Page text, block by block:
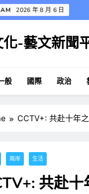
2026 年 8 月 6 日
-藝文新聞
般 國際 政治
CCTV+: 共赴十年
兩岸 生活
共赴